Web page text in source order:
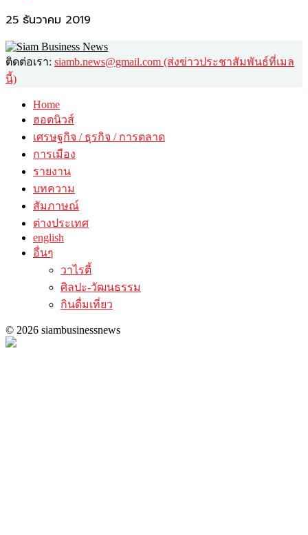
25 ธันวาคม 2019
ติดต่อเรา: siamb.news@gmail.com (ส่งข่าวประชาสัมพันธ์ที่เมล
นี้)
Home
ฮอตนิวส์
เศรษฐกิจ / ธุรกิจ / การตลาด
การเมือง
รายงาน
บทความ
สัมภาษณ์
ต่างประเทศ
english
อื่นๆ
วาไรตี้
ศิลปะ-วัฒนธรรม
กินดื่มเที่ยว
© 2026 siambusinessnews